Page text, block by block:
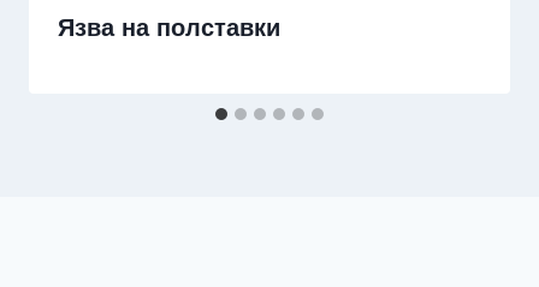
Язва на полставки